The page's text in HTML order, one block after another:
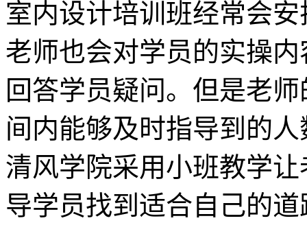
室内设计培训班经常会
老师也会对学员的实操
回答学员疑问。但是老
间内能够及时指导到的
清风学院采用小班教学
导学员找到适合自己的道